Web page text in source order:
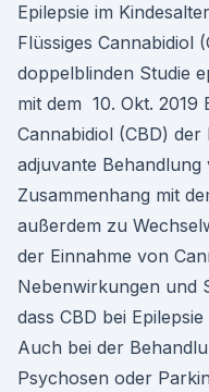
Epilepsie im
Flüssiges Cannabidiol
doppelblinden Studie
mit dem 10. Okt. 2019
Cannabidiol (CBD)
adjuvante
Zusammenhang mit
außerdem zu
der Einnahme von
Nebenwirkungen und
dass CBD bei
Auch bei der
Psychosen oder